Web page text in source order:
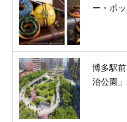
ー・ポッ
博多駅
治公園」